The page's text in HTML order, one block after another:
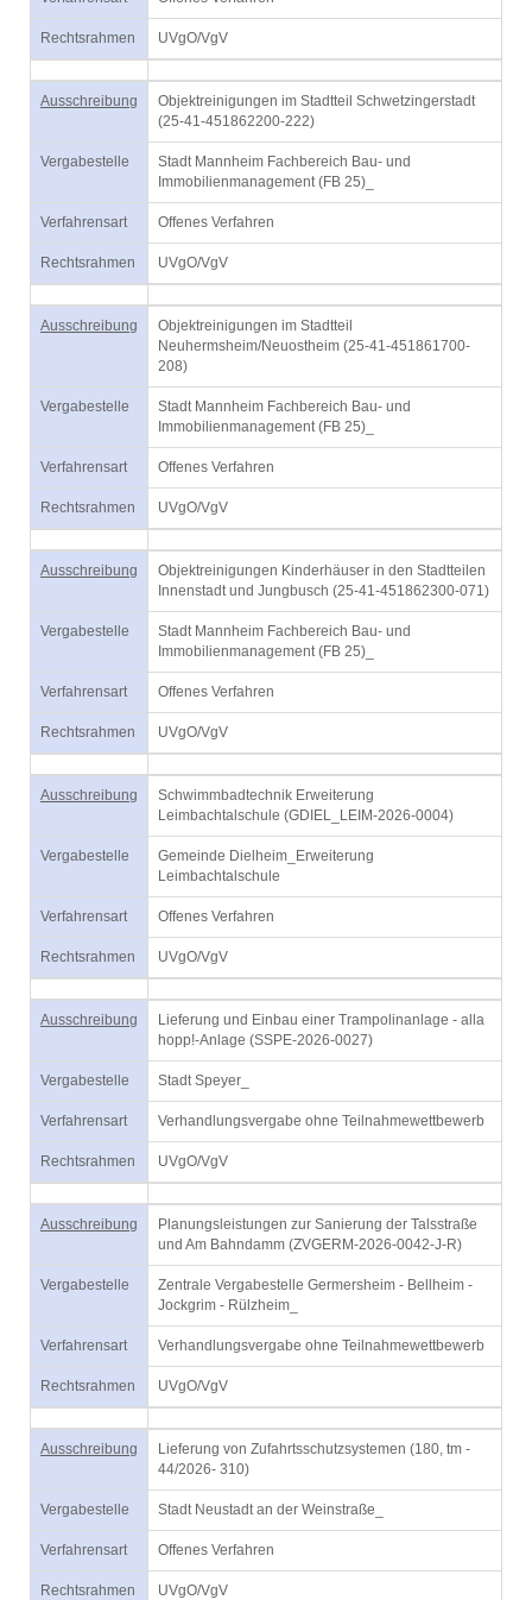
Rechtsrahmen UVgO/VgV
Ausschreibung
Objektreinigungen im Stadtteil Schwetzingerstadt
(25-41-451862200-222)
Vergabestelle
Stadt Mannheim Fachbereich Bau- und
Immobilienmanagement (FB 25)_
Verfahrensart Offenes Verfahren
Rechtsrahmen UVgO/VgV
Ausschreibung
Objektreinigungen im Stadtteil
Neuhermsheim/Neuostheim (25-41-451861700-
208)
Vergabestelle
Stadt Mannheim Fachbereich Bau- und
Immobilienmanagement (FB 25)_
Verfahrensart Offenes Verfahren
Rechtsrahmen UVgO/VgV
Ausschreibung
Objektreinigungen Kinderhäuser in den Stadtteilen
Innenstadt und Jungbusch (25-41-451862300-071)
Vergabestelle
Stadt Mannheim Fachbereich Bau- und
Immobilienmanagement (FB 25)_
Verfahrensart Offenes Verfahren
Rechtsrahmen UVgO/VgV
Ausschreibung
Schwimmbadtechnik Erweiterung
Leimbachtalschule (GDIEL_LEIM-2026-0004)
Vergabestelle
Gemeinde Dielheim_Erweiterung
Leimbachtalschule
Verfahrensart Offenes Verfahren
Rechtsrahmen UVgO/VgV
Ausschreibung
Lieferung und Einbau einer Trampolinanlage - alla
hopp!-Anlage (SSPE-2026-0027)
Vergabestelle Stadt Speyer_
Verfahrensart Verhandlungsvergabe ohne Teilnahmewettbewerb
Rechtsrahmen UVgO/VgV
Ausschreibung
Planungsleistungen zur Sanierung der Talsstraße
und Am Bahndamm (ZVGERM-2026-0042-J-R)
Vergabestelle
Zentrale Vergabestelle Germersheim - Bellheim -
Jockgrim - Rülzheim_
Verfahrensart Verhandlungsvergabe ohne Teilnahmewettbewerb
Rechtsrahmen UVgO/VgV
Ausschreibung
Lieferung von Zufahrtsschutzsystemen (180, tm -
44/2026- 310)
Vergabestelle Stadt Neustadt an der Weinstraße_
Verfahrensart Offenes Verfahren
Rechtsrahmen UVgO/VgV